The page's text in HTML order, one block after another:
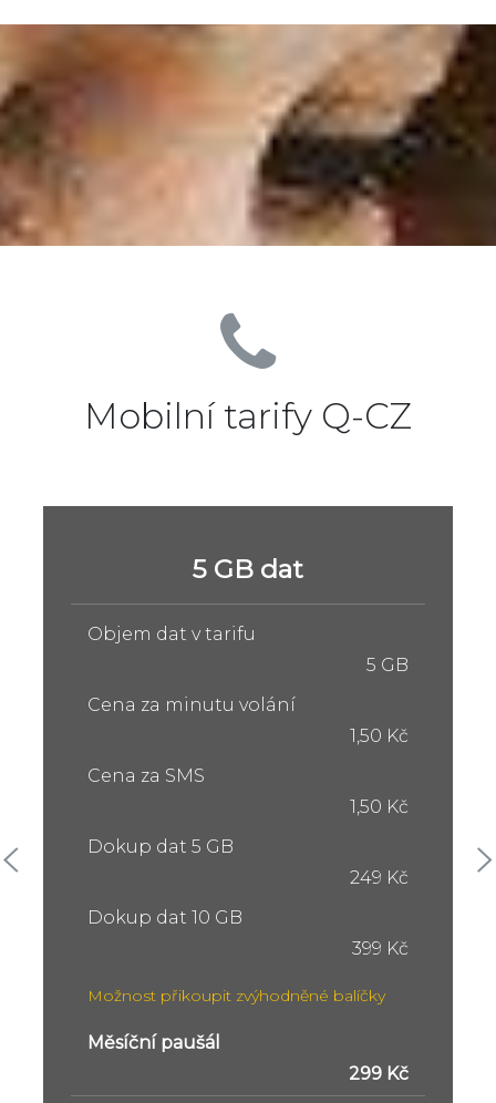
Mobilní tarify Q-CZ
5 GB dat
Objem dat v tarifu
5 GB
Cena za minutu volání
1,50 Kč
Cena za SMS
1,50 Kč
Dokup dat 5 GB
249 Kč
Dokup dat 10 GB
399 Kč
Možnost přikoupit zvýhodněné balíčky
Měsíční paušál
299 Kč